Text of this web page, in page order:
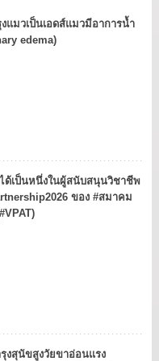
แมวเป็นเอดส์แมวมีอาการน้ำ
edema)
ด้เป็นหนึ่งในผู้สนับสนุนวิชาชีพ
ของ #สมาคม
งสุนัขสูงวัยขาอ่อนแรง